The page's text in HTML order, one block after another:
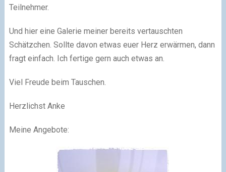
Teilnehmer.
Und hier eine Galerie meiner bereits vertauschten
Schätzchen. Sollte davon etwas euer Herz erwärmen, dann
fragt einfach. Ich fertige gern auch etwas an.
Viel Freude beim Tauschen.
Herzlichst Anke
Meine Angebote: